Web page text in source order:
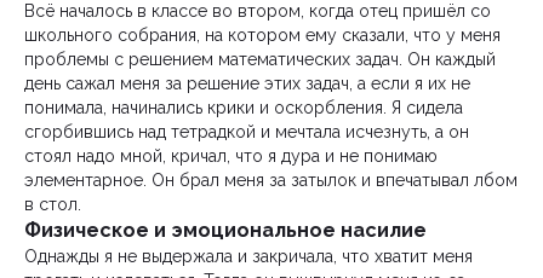
Всё началось в классе во втором, когда отец пришёл со
школьного собрания, на котором ему сказали, что у меня
проблемы с решением математических задач. Он каждый
день сажал меня за решение этих задач, а если я их не
понимала, начинались крики и оскорбления. Я сидела
сгорбившись над тетрадкой и мечтала исчезнуть, а он
стоял надо мной, кричал, что я дура и не понимаю
элементарное. Он брал меня за затылок и впечатывал лбом
в стол.
Физическое и эмоциональное насилие
Однажды я не выдержала и закричала, что хватит меня